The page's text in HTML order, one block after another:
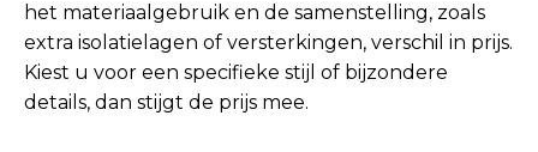
het materiaalgebruik en de samenstelling, zoals
extra isolatielagen of versterkingen, verschil in prijs.
Kiest u voor een specifieke stijl of bijzondere
details, dan stijgt de prijs mee.